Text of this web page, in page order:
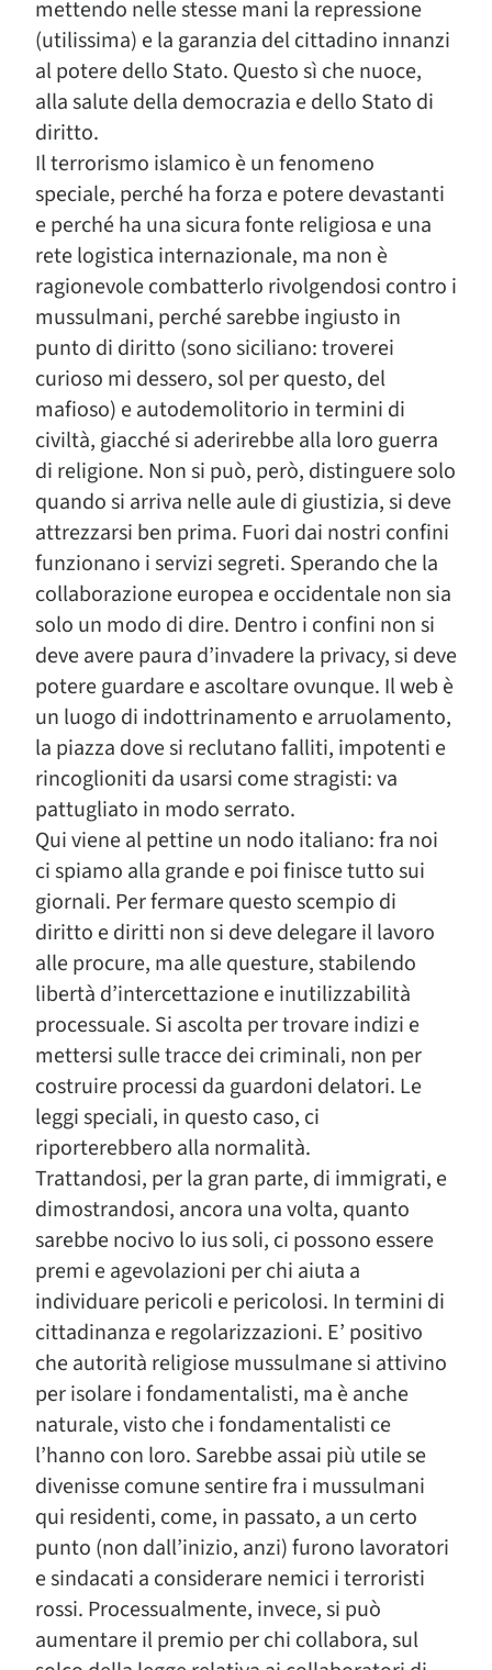
mettendo nelle stesse mani la repressione
(utilissima) e la garanzia del cittadino innanzi
al potere dello Stato. Questo sì che nuoce,
alla salute della democrazia e dello Stato di
diritto.
Il terrorismo islamico è un fenomeno
speciale, perché ha forza e potere devastanti
e perché ha una sicura fonte religiosa e una
rete logistica internazionale, ma non è
ragionevole combatterlo rivolgendosi contro i
mussulmani, perché sarebbe ingiusto in
punto di diritto (sono siciliano: troverei
curioso mi dessero, sol per questo, del
mafioso) e autodemolitorio in termini di
civiltà, giacché si aderirebbe alla loro guerra
di religione. Non si può, però, distinguere solo
quando si arriva nelle aule di giustizia, si deve
attrezzarsi ben prima. Fuori dai nostri confini
funzionano i servizi segreti. Sperando che la
collaborazione europea e occidentale non sia
solo un modo di dire. Dentro i confini non si
deve avere paura d’invadere la privacy, si deve
potere guardare e ascoltare ovunque. Il web è
un luogo di indottrinamento e arruolamento,
la piazza dove si reclutano falliti, impotenti e
rincoglioniti da usarsi come stragisti: va
pattugliato in modo serrato.
Qui viene al pettine un nodo italiano: fra noi
ci spiamo alla grande e poi finisce tutto sui
giornali. Per fermare questo scempio di
diritto e diritti non si deve delegare il lavoro
alle procure, ma alle questure, stabilendo
libertà d’intercettazione e inutilizzabilità
processuale. Si ascolta per trovare indizi e
mettersi sulle tracce dei criminali, non per
costruire processi da guardoni delatori. Le
leggi speciali, in questo caso, ci
riporterebbero alla normalità.
Trattandosi, per la gran parte, di immigrati, e
dimostrandosi, ancora una volta, quanto
sarebbe nocivo lo ius soli, ci possono essere
premi e agevolazioni per chi aiuta a
individuare pericoli e pericolosi. In termini di
cittadinanza e regolarizzazioni. E’ positivo
che autorità religiose mussulmane si attivino
per isolare i fondamentalisti, ma è anche
naturale, visto che i fondamentalisti ce
l’hanno con loro. Sarebbe assai più utile se
divenisse comune sentire fra i mussulmani
qui residenti, come, in passato, a un certo
punto (non dall’inizio, anzi) furono lavoratori
e sindacati a considerare nemici i terroristi
rossi. Processualmente, invece, si può
aumentare il premio per chi collabora, sul